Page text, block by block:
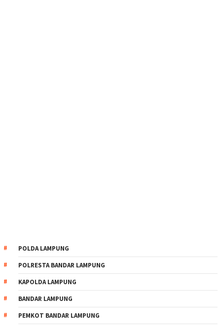
POLDA LAMPUNG
POLRESTA BANDAR LAMPUNG
KAPOLDA LAMPUNG
BANDAR LAMPUNG
PEMKOT BANDAR LAMPUNG